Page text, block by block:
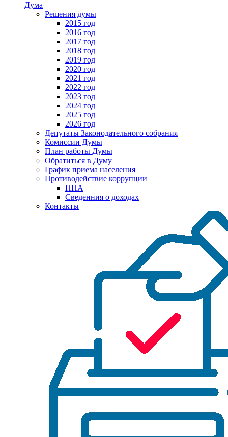
Дума
Решения думы
2015 год
2016 год
2017 год
2018 год
2019 год
2020 год
2021 год
2022 год
2023 год
2024 год
2025 год
2026 год
Депутаты Законодательного собрания
Комиссии Думы
План работы Думы
Обратиться в Думу
График приема населения
Противодействие коррупции
НПА
Сведенния о доходах
Контакты